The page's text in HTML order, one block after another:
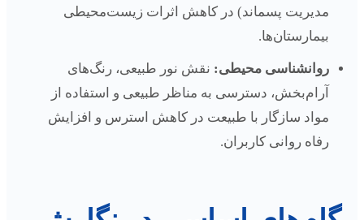
مدیریت پسماند) در کاهش اثرات زیست‌محیطی
بیمارستان‌ها.
روانشناسی محیطی: نقش نور طبیعی، رنگ‌های
آرام‌بخش، دسترسی به مناظر طبیعی و استفاده از
مواد سازگار با طبیعت در کاهش استرس و افزایش
رفاه روانی کاربران.